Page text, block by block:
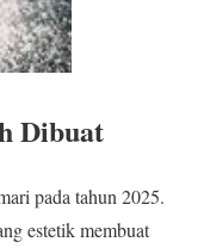
Dibuat
pada tahun 2025.
estetik membuat